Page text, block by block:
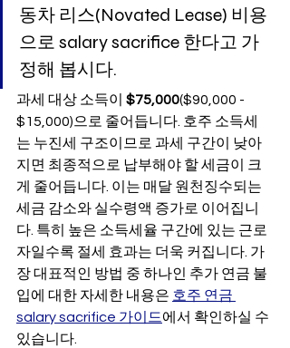
동차 리스(Novated Lease) 비용
으로 salary sacrifice 한다고 가
정해 봅시다.
과세 대상 소득이 $75,000($90,000 -
$15,000)으로 줄어듭니다. 호주 소득세
는 누진세 구조이므로 과세 구간이 낮아
지면 최종적으로 납부해야 할 세금이 크
게 줄어듭니다. 이는 매달 원천징수되는
세금 감소와 실수령액 증가로 이어집니
다. 특히 높은 소득세율 구간에 있는 근로
자일수록 절세 효과는 더욱 커집니다. 가
장 대표적인 방법 중 하나인 추가 연금 불
입에 대한 자세한 내용은 호주 연금
salary sacrifice 가이드에서 확인하실 수
있습니다.